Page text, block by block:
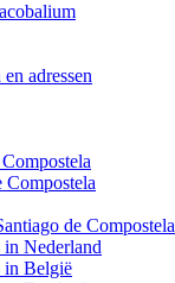
adressen
Compostela
de Compostela
Nederland
in België